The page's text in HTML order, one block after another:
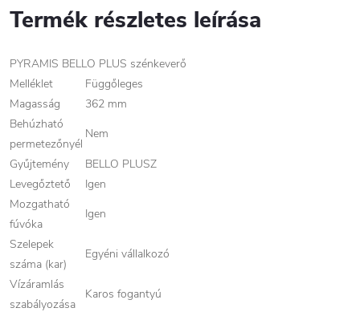
Termék részletes leírása
PYRAMIS BELLO PLUS szénkeverő
Melléklet
Függőleges
Magasság
362 mm
Behúzható
permetezőnyél
Nem
Gyűjtemény
BELLO PLUSZ
Levegőztető
Igen
Mozgatható
fúvóka
Igen
Szelepek
száma (kar)
Egyéni vállalkozó
Vízáramlás
szabályozása
Karos fogantyú